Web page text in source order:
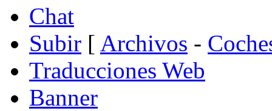
Chat
Subir [ Archivos -
Traducciones Web
Banner